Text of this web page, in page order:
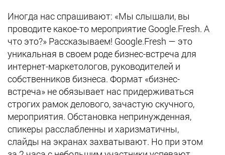
Иногда нас спрашивают: «Мы слышали, вы
проводите какое-то мероприятие Google.Fresh. А
что это?» Рассказываем! Google.Fresh — это
уникальная в своем роде бизнес-встреча для
интернет-маркетологов, руководителей и
собственников бизнеса. Формат «бизнес-
встреча» не обязывает нас придерживаться
строгих рамок делового, зачастую скучного,
мероприятия. Обстановка непринужденная,
спикеры расслабленны и харизматичны,
слайды на экранах захватывают. Но при этом